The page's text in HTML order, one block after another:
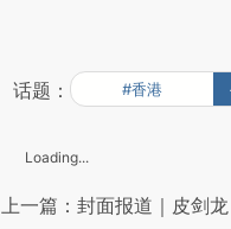
话题： #香港
Loading...
上一篇：封面报道｜皮剑